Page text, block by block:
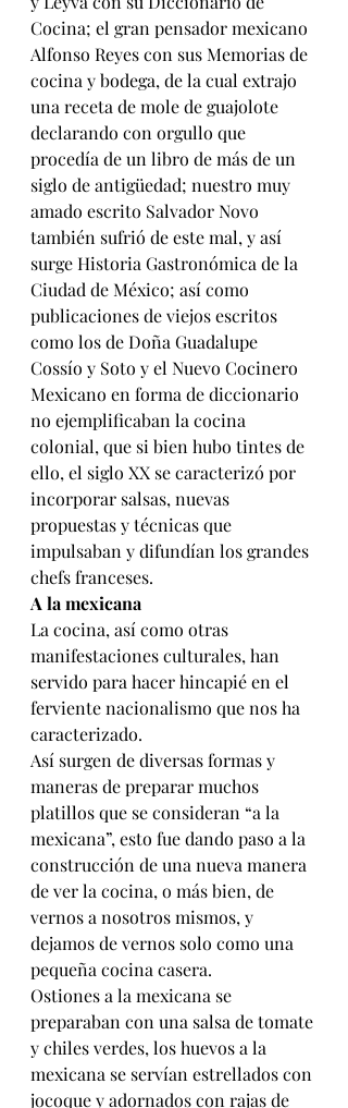
Cocina; el gran pensador mexicano
Alfonso Reyes con sus Memorias de
cocina y bodega, de la cual extrajo
una receta de mole de guajolote
declarando con orgullo que
procedía de un libro de más de un
siglo de antigüedad; nuestro muy
amado escrito Salvador Novo
también sufrió de este mal, y así
surge Historia Gastronómica de la
Ciudad de México; así como
publicaciones de viejos escritos
como los de Doña Guadalupe
Cossío y Soto y el Nuevo Cocinero
Mexicano en forma de diccionario
no ejemplificaban la cocina
colonial, que si bien hubo tintes de
ello, el siglo XX se caracterizó por
incorporar salsas, nuevas
propuestas y técnicas que
impulsaban y difundían los grandes
chefs franceses.
A la mexicana
La cocina, así como otras
manifestaciones culturales, han
servido para hacer hincapié en el
ferviente nacionalismo que nos ha
caracterizado.
Así surgen de diversas formas y
maneras de preparar muchos
platillos que se consideran “a la
mexicana”, esto fue dando paso a la
construcción de una nueva manera
de ver la cocina, o más bien, de
vernos a nosotros mismos, y
dejamos de vernos solo como una
pequeña cocina casera.
Ostiones a la mexicana se
preparaban con una salsa de tomate
y chiles verdes, los huevos a la
mexicana se servían estrellados con
jocoque y adornados con rajas de